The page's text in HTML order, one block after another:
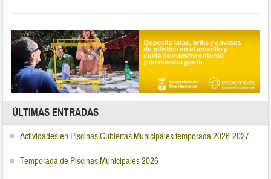
ÚLTIMAS ENTRADAS
Actividades en Piscinas Cubiertas Municipales temporada 2026-2027
Temporada de Piscinas Municipales 2026